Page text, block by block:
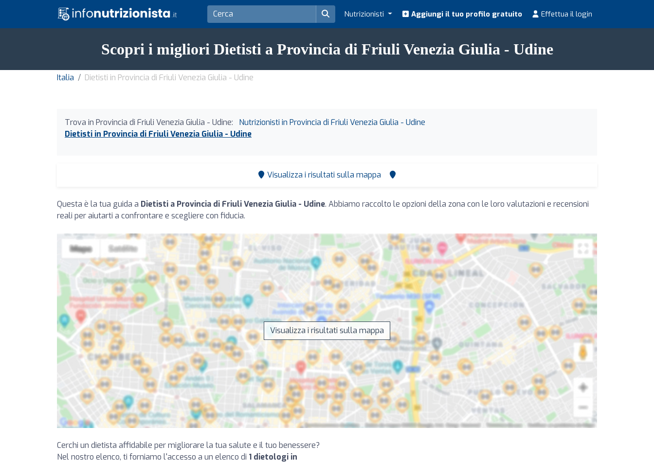
Nutrizionisti Aggiungi il tuo profilo gratuito Effettua il login
Scopri i migliori Dietisti a Provincia di Friuli Venezia Giulia - Udine
Italia Dietisti in Provincia di Friuli Venezia Giulia - Udine
Trova in Provincia di Friuli Venezia Giulia - Udine:
Nutrizionisti in Provincia di Friuli Venezia Giulia - Udine
Dietisti in Provincia di Friuli Venezia Giulia - Udine
Visualizza i risultati sulla mappa
Questa è la tua guida a Dietisti a Provincia di Friuli Venezia Giulia - Udine. Abbiamo raccolto le opzioni della zona con le loro valutazioni e recensioni
reali per aiutarti a confrontare e scegliere con fiducia.
Visualizza i risultati sulla mappa
Cerchi un dietista affidabile per migliorare la tua salute e il tuo benessere?
Nel nostro elenco, ti forniamo l'accesso a un elenco di 1 dietologi in